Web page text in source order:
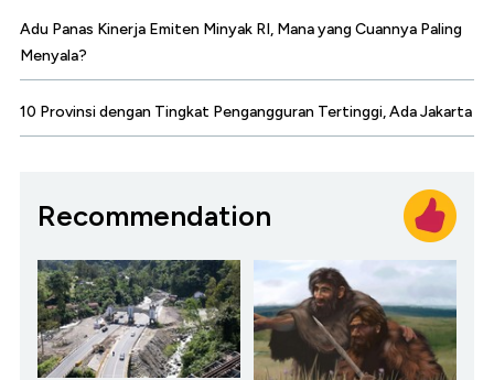
Adu Panas Kinerja Emiten Minyak RI, Mana yang Cuannya Paling
Menyala?
10 Provinsi dengan Tingkat Pengangguran Tertinggi, Ada Jakarta
Recommendation